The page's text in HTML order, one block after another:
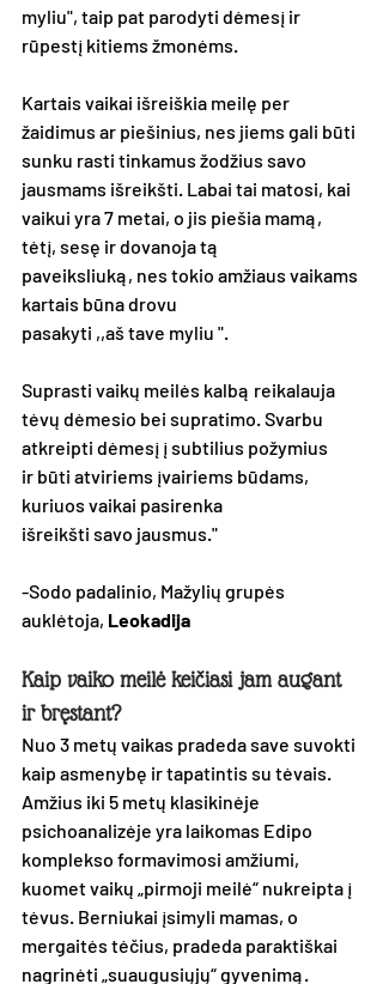
myliu", taip pat parodyti dėmesį ir
rūpestį kitiems žmonėms.
Kartais vaikai išreiškia meilę per
žaidimus ar piešinius, nes jiems gali būti
sunku rasti tinkamus žodžius savo
jausmams išreikšti. Labai tai matosi, kai
vaikui yra 7 metai, o jis piešia mamą,
tėtį, sesę ir dovanoja tą
paveiksliuką, nes tokio amžiaus vaikams
kartais būna drovu
pasakyti ,,aš tave myliu ".
Suprasti vaikų meilės kalbą reikalauja
tėvų dėmesio bei supratimo. Svarbu
atkreipti dėmesį į subtilius požymius
ir būti atviriems įvairiems būdams,
kuriuos vaikai pasirenka
išreikšti savo jausmus."
-Sodo padalinio, Mažylių grupės
auklėtoja, Leokadija
Kaip vaiko meilė keičiasi jam augant
ir bręstant?
Nuo 3 metų vaikas pradeda save suvokti
kaip asmenybę ir tapatintis su tėvais.
Amžius iki 5 metų klasikinėje
psichoanalizėje yra laikomas Edipo
komplekso formavimosi amžiumi,
kuomet vaikų „pirmoji meilė“ nukreipta į
tėvus. Berniukai įsimyli mamas, o
mergaitės tėčius, pradeda paraktiškai
nagrinėti „suaugusiųjų“ gyvenimą.